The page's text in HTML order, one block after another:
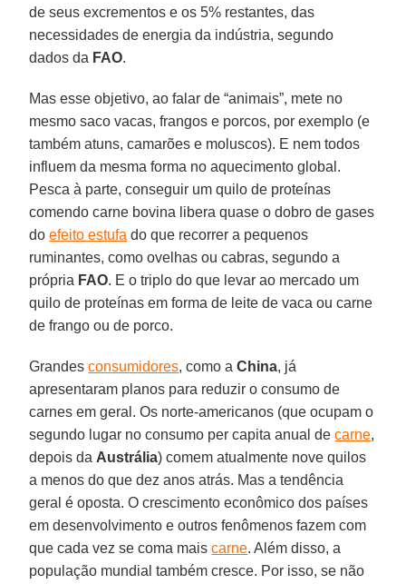
de seus excrementos e os 5% restantes, das
necessidades de energia da indústria, segundo
dados da FAO.
Mas esse objetivo, ao falar de “animais”, mete no
mesmo saco vacas, frangos e porcos, por exemplo (e
também atuns, camarões e moluscos). E nem todos
influem da mesma forma no aquecimento global.
Pesca à parte, conseguir um quilo de proteínas
comendo carne bovina libera quase o dobro de gases
doefeito estufa do que recorrer a pequenos
ruminantes, como ovelhas ou cabras, segundo a
própria FAO. E o triplo do que levar ao mercado um
quilo de proteínas em forma de leite de vaca ou carne
de frango ou de porco.
Grandesconsumidores, como aChina, já
apresentaram planos para reduzir o consumo de
carnes em geral. Os norte-americanos (que ocupam o
segundo lugar no consumo per capita anual decarne,
depois da Austrália) comem atualmente nove quilos
a menos do que dez anos atrás. Mas a tendência
geral é oposta. O crescimento econômico dos países
em desenvolvimento e outros fenômenos fazem com
que cada vez se coma maiscarne. Além disso, a
população mundial também cresce. Por isso, se não